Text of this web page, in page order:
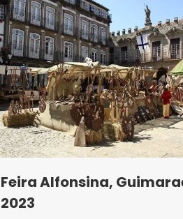
Feira Alfonsina,
2023